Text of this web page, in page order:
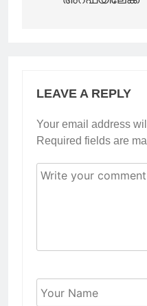
LEAVE A REPLY
Your email address
Required fields are